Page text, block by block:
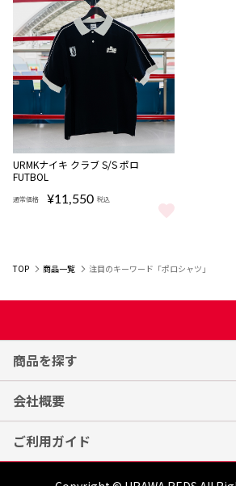
URMKナイキ クラブ S/S ポロ
FUTBOL
通常価格 ¥11,550 税込
URMKナイキ クラブ S/S ポロ FUTBOL をも
TOP 商品一覧 注目のキーワード「ポロシャツ」
商品を探す
会社概要
ご利用ガイド